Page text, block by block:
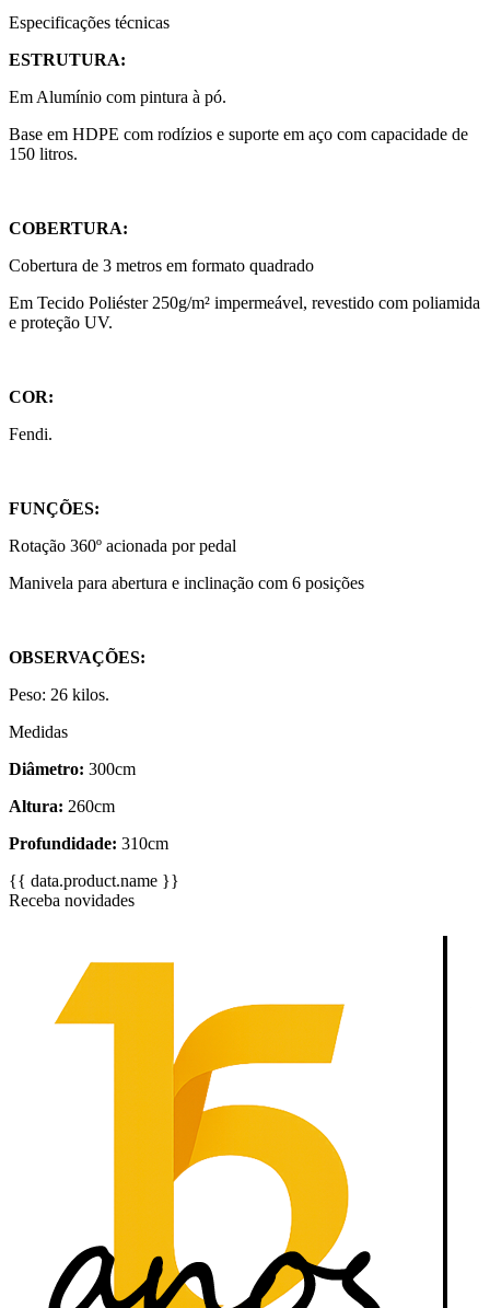
Especificações técnicas
ESTRUTURA:
Em Alumínio com pintura à pó.
Base em HDPE com rodízios e suporte em aço com capacidade de
150 litros.
COBERTURA:
Cobertura de 3 metros em formato quadrado
Em Tecido Poliéster 250g/m² impermeável, revestido com poliamida
e proteção UV.
COR:
Fendi.
FUNÇÕES:
Rotação 360º acionada por pedal
Manivela para abertura e inclinação com 6 posições
OBSERVAÇÕES:
Peso: 26 kilos.
Medidas
Diâmetro: 300cm
Altura: 260cm
Profundidade: 310cm
{{ data.product.name }}
Receba novidades